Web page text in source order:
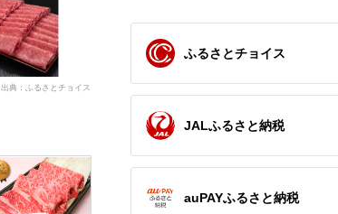
出典：ふるさとチョイス
ふるさとチョイス
JALふるさと納税
auPAYふるさと納税